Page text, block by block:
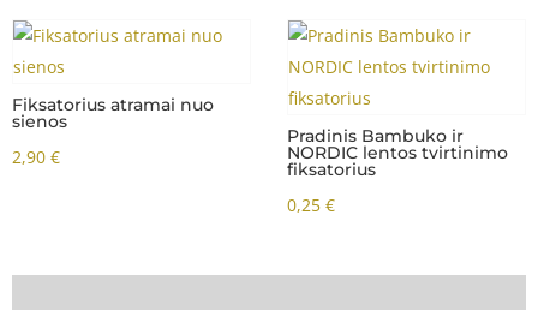
Fiksatorius atramai nuo
sienos
2,90 €
Pradinis Bambuko ir
NORDIC lentos tvirtinimo
fiksatorius
0,25 €